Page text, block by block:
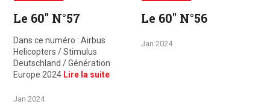
Le 60" N°57
Dans ce numéro : Airbus
Helicopters / Stimulus
Deutschland / Génération
Europe 2024 Lire la suite
Jan 2024
Le 60" N°56
Jan 2024